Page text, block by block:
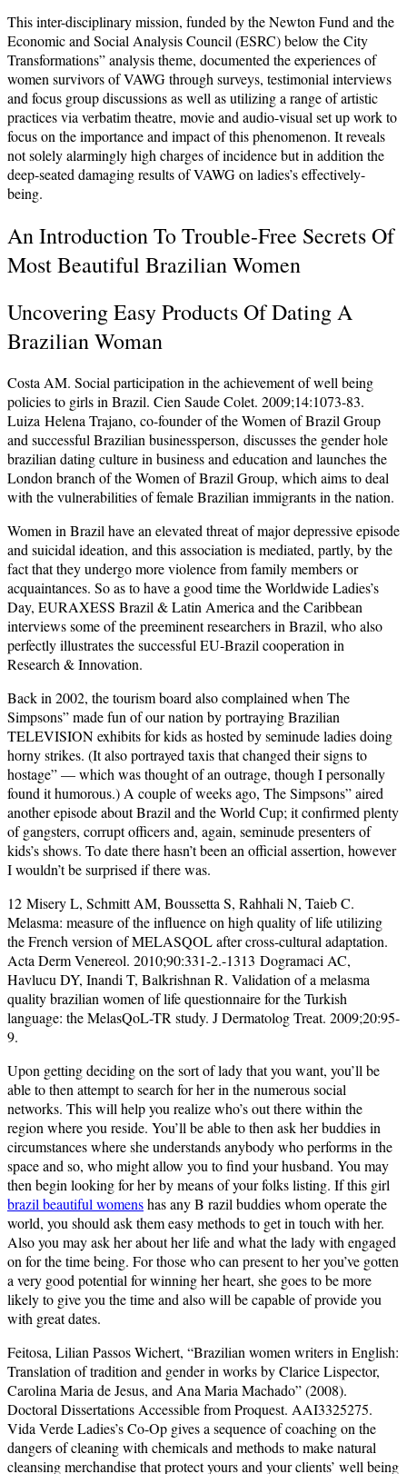
This inter-disciplinary mission, funded by the Newton Fund and the
Economic and Social Analysis Council (ESRC) below the City
Transformations” analysis theme, documented the experiences of
women survivors of VAWG through surveys, testimonial interviews
and focus group discussions as well as utilizing a range of artistic
practices via verbatim theatre, movie and audio-visual set up work to
focus on the importance and impact of this phenomenon. It reveals
not solely alarmingly high charges of incidence but in addition the
deep-seated damaging results of VAWG on ladies’s effectively-
being.
An Introduction To Trouble-Free Secrets Of
Most Beautiful Brazilian Women
Uncovering Easy Products Of Dating A
Brazilian Woman
Costa AM. Social participation in the achievement of well being
policies to girls in Brazil. Cien Saude Colet. 2009;14:1073-83.
Luiza Helena Trajano, co-founder of the Women of Brazil Group
and successful Brazilian businessperson, discusses the gender hole
brazilian dating culture in business and education and launches the
London branch of the Women of Brazil Group, which aims to deal
with the vulnerabilities of female Brazilian immigrants in the nation.
Women in Brazil have an elevated threat of major depressive episode
and suicidal ideation, and this association is mediated, partly, by the
fact that they undergo more violence from family members or
acquaintances. So as to have a good time the Worldwide Ladies’s
Day, EURAXESS Brazil & Latin America and the Caribbean
interviews some of the preeminent researchers in Brazil, who also
perfectly illustrates the successful EU-Brazil cooperation in
Research & Innovation.
Back in 2002, the tourism board also complained when The
Simpsons” made fun of our nation by portraying Brazilian
TELEVISION exhibits for kids as hosted by seminude ladies doing
horny strikes. (It also portrayed taxis that changed their signs to
hostage” — which was thought of an outrage, though I personally
found it humorous.) A couple of weeks ago, The Simpsons” aired
another episode about Brazil and the World Cup; it confirmed plenty
of gangsters, corrupt officers and, again, seminude presenters of
kids’s shows. To date there hasn’t been an official assertion, however
I wouldn’t be surprised if there was.
12 Misery L, Schmitt AM, Boussetta S, Rahhali N, Taieb C.
Melasma: measure of the influence on high quality of life utilizing
the French version of MELASQOL after cross-cultural adaptation.
Acta Derm Venereol. 2010;90:331-2.-1313 Dogramaci AC,
Havlucu DY, Inandi T, Balkrishnan R. Validation of a melasma
quality brazilian women of life questionnaire for the Turkish
language: the MelasQoL-TR study. J Dermatolog Treat. 2009;20:95-
9.
Upon getting deciding on the sort of lady that you want, you’ll be
able to then attempt to search for her in the numerous social
networks. This will help you realize who’s out there within the
region where you reside. You’ll be able to then ask her buddies in
circumstances where she understands anybody who performs in the
space and so, who might allow you to find your husband. You may
then begin looking for her by means of your folks listing. If this girl
brazil beautiful womenshas any B razil buddies whom operate the
world, you should ask them easy methods to get in touch with her.
Also you may ask her about her life and what the lady with engaged
on for the time being. For those who can present to her you’ve gotten
a very good potential for winning her heart, she goes to be more
likely to give you the time and also will be capable of provide you
with great dates.
Feitosa, Lilian Passos Wichert, “Brazilian women writers in English:
Translation of tradition and gender in works by Clarice Lispector,
Carolina Maria de Jesus, and Ana Maria Machado” (2008).
Doctoral Dissertations Accessible from Proquest. AAI3325275.
Vida Verde Ladies’s Co-Op gives a sequence of coaching on the
dangers of cleaning with chemicals and methods to make natural
cleansing merchandise that protect yours and your clients’ well being